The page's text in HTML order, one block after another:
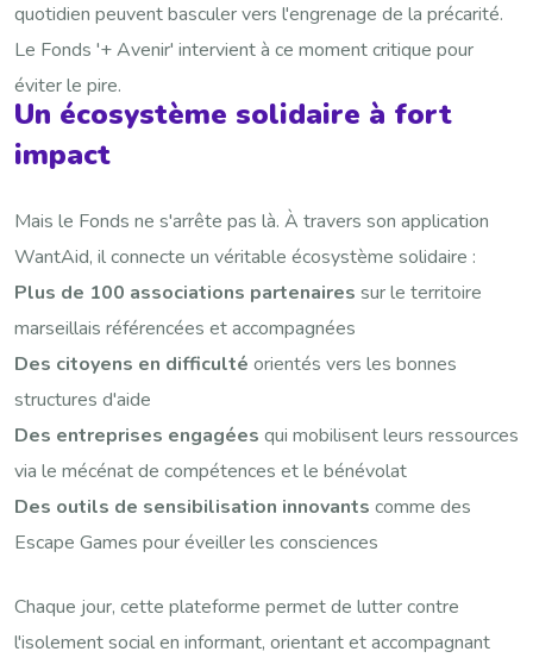
quotidien peuvent basculer vers l'engrenage de la précarité.
Le Fonds '+ Avenir' intervient à ce moment critique pour
éviter le pire.
Un écosystème solidaire à fort
impact
Mais le Fonds ne s'arrête pas là. À travers son application
WantAid, il connecte un véritable écosystème solidaire :
Plus de 100 associations partenaires sur le territoire
marseillais référencées et accompagnées
Des citoyens en difficulté orientés vers les bonnes
structures d'aide
Des entreprises engagées qui mobilisent leurs ressources
via le mécénat de compétences et le bénévolat
Des outils de sensibilisation innovants comme des
Escape Games pour éveiller les consciences
Chaque jour, cette plateforme permet de lutter contre
l'isolement social en informant, orientant et accompagnant